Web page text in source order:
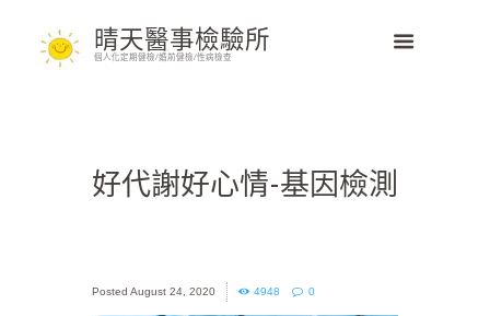
晴天醫事檢驗所
個人化定期健檢/婚前健檢/性病檢查
好代謝好心情-基因檢測
August 24, 2020 4948 0